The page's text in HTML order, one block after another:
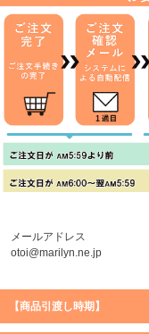
メールアドレス
otoi@marilyn.ne.jp
【商品引渡し時期】